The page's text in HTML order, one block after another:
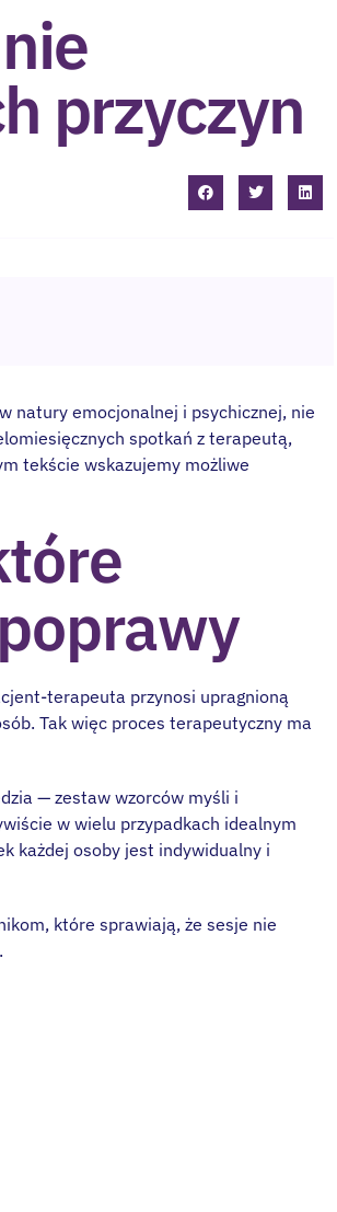
przyczyn
natury emocjonalnej i psychicznej, nie
spotkań z terapeutą,
tekście wskazujemy możliwe
terapeuta przynosi upragnioną
Tak więc proces terapeutyczny ma
— zestaw wzorców myśli i
w wielu przypadkach idealnym
każdej osoby jest indywidualny i
które sprawiają, że sesje nie